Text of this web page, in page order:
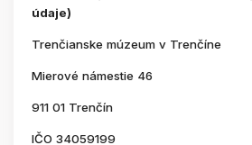
údaje)
Trenčianske múzeum v Trenčíne
Mierové námestie 46
911 01 Trenčín
IČO 34059199